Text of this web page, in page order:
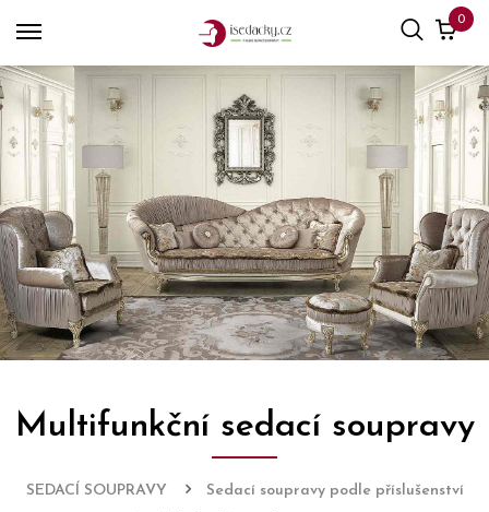
0
Multifunkční sedací soupravy
SEDACÍ SOUPRAVY
Sedací soupravy podle příslušenství